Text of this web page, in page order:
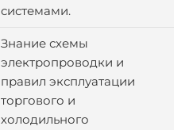
системами.
Знание схемы
электропроводки и
правил эксплуатации
торгового и
холодильного